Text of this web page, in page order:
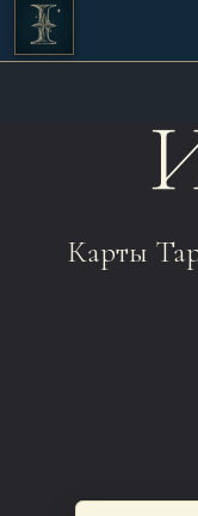
Карты